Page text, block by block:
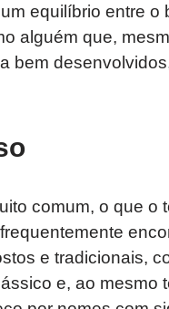
equilíbrio entre o
alguém que,
bem
comum, o que o
e tradicionais,
e, ao mesmo